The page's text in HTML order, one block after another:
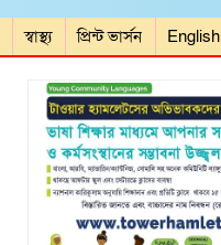
স্বাস্থ্য প্রিন্ট ভার্সন English